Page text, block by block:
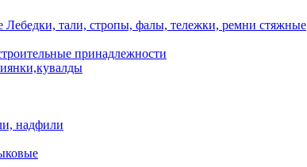
Лебедки, тали, стропы, фалы, тележки, ремни стяжные
принадлежности
надфили